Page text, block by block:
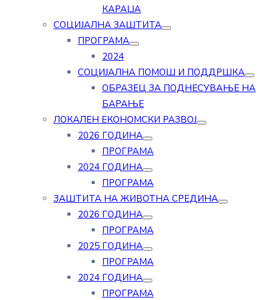
КАРАЏА
СОЦИЈАЛНА ЗАШТИТА
ПРОГРАМА
2024
СОЦИЈАЛНА ПОМОШ И ПОДДРШКА
ОБРАЗЕЦ ЗА ПОДНЕСУВАЊЕ НА
БАРАЊЕ
ЛОКАЛЕН ЕКОНОМСКИ РАЗВОЈ
2026 ГОДИНА
ПРОГРАМА
2024 ГОДИНА
ПРОГРАМА
ЗАШТИТА НА ЖИВОТНА СРЕДИНА
2026 ГОДИНА
ПРОГРАМА
2025 ГОДИНА
ПРОГРАМА
2024 ГОДИНА
ПРОГРАМА